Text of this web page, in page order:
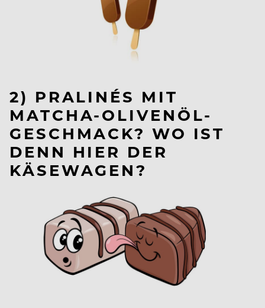
2) PRALINÉS MIT
MATCHA-OLIVENÖL-
GESCHMACK? WO IST
DENN HIER DER
KÄSEWAGEN?